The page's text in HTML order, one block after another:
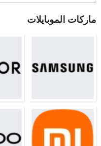
ماركات الموبايلات